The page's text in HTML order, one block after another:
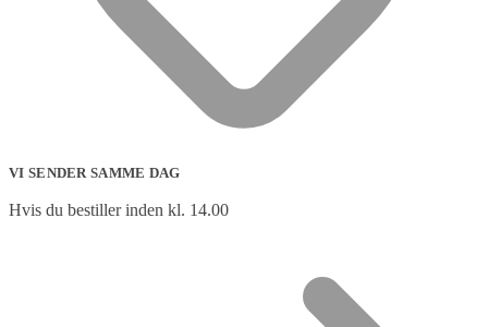
VI SENDER SAMME DAG
Hvis du bestiller inden kl. 14.00